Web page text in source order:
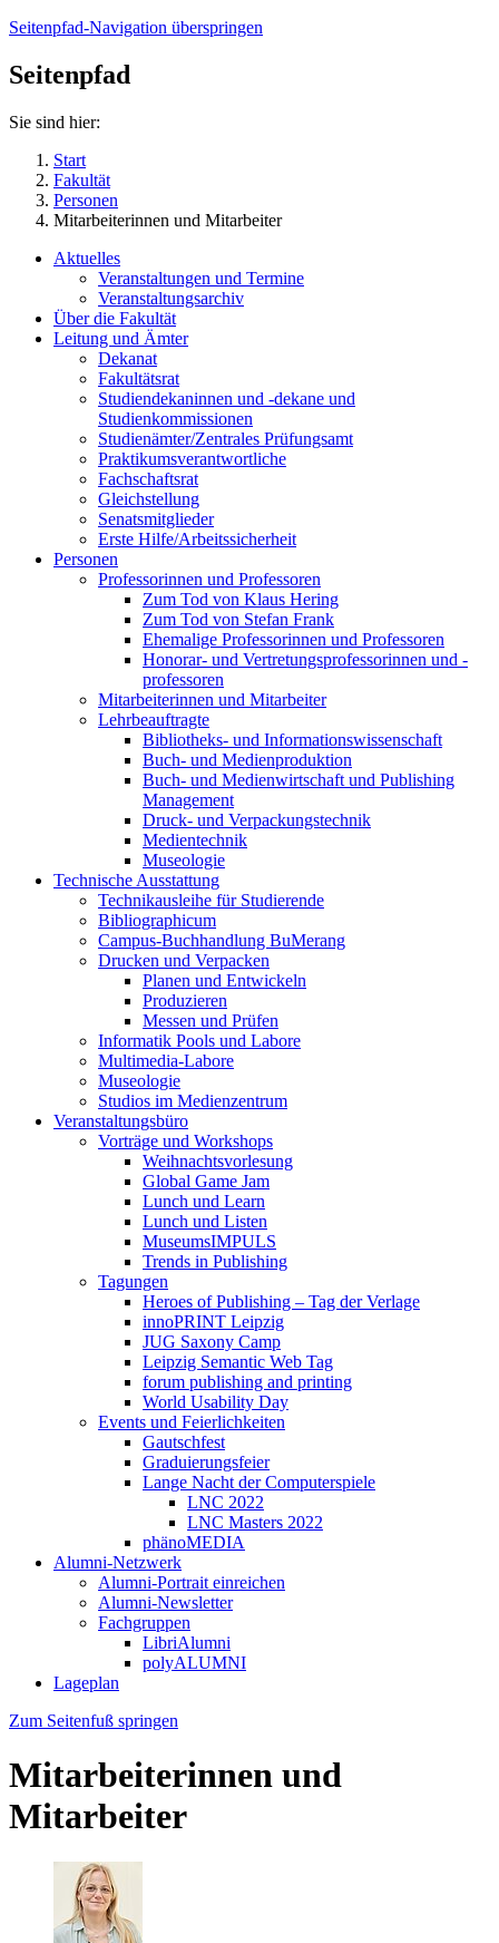
Seitenpfad-Navigation überspringen
Seitenpfad
Sie sind hier:
Start
Fakultät
Personen
Mitarbeiterinnen und Mitarbeiter
Aktuelles
Veranstaltungen und Termine
Veranstaltungsarchiv
Über die Fakultät
Leitung und Ämter
Dekanat
Fakultätsrat
Studiendekaninnen und -dekane und
Studienkommissionen
Studienämter/Zentrales Prüfungsamt
Praktikumsverantwortliche
Fachschaftsrat
Gleichstellung
Senatsmitglieder
Erste Hilfe/Arbeitssicherheit
Personen
Professorinnen und Professoren
Zum Tod von Klaus Hering
Zum Tod von Stefan Frank
Ehemalige Professorinnen und Professoren
Honorar- und Vertretungsprofessorinnen und -
professoren
Mitarbeiterinnen und Mitarbeiter
Lehrbeauftragte
Bibliotheks- und Informationswissenschaft
Buch- und Medienproduktion
Buch- und Medienwirtschaft und Publishing
Management
Druck- und Verpackungstechnik
Medientechnik
Museologie
Technische Ausstattung
Technikausleihe für Studierende
Bibliographicum
Campus-Buchhandlung BuMerang
Drucken und Verpacken
Planen und Entwickeln
Produzieren
Messen und Prüfen
Informatik Pools und Labore
Multimedia-Labore
Museologie
Studios im Medienzentrum
Veranstaltungsbüro
Vorträge und Workshops
Weihnachtsvorlesung
Global Game Jam
Lunch und Learn
Lunch und Listen
MuseumsIMPULS
Trends in Publishing
Tagungen
Heroes of Publishing – Tag der Verlage
innoPRINT Leipzig
JUG Saxony Camp
Leipzig Semantic Web Tag
forum publishing and printing
World Usability Day
Events und Feierlichkeiten
Gautschfest
Graduierungsfeier
Lange Nacht der Computerspiele
LNC 2022
LNC Masters 2022
phänoMEDIA
Alumni-Netzwerk
Alumni-Portrait einreichen
Alumni-Newsletter
Fachgruppen
LibriAlumni
polyALUMNI
Lageplan
Zum Seitenfuß springen
Mitarbeiterinnen und
Mitarbeiter